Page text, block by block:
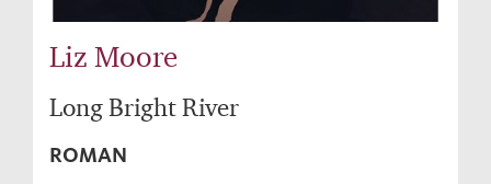
Liz Moore
Long Bright River
ROMAN